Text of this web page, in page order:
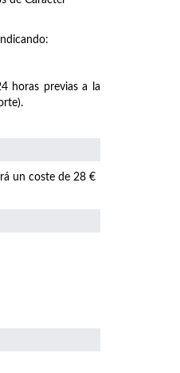
horas previas a la
un coste de 28 €